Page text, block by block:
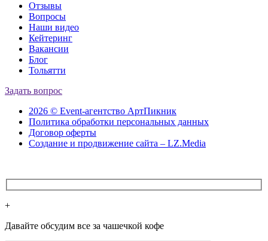
Отзывы
Вопросы
Наши видео
Кейтеринг
Вакансии
Блог
Тольятти
Задать вопрос
2026 © Event-агентство АртПикник
Политика обработки персональных данных
Договор оферты
Создание и продвижение сайта – LZ.Media
+
Давайте обсудим все за чашечкой кофе